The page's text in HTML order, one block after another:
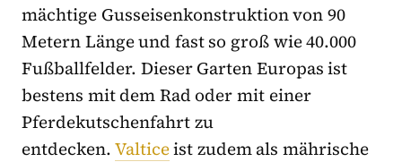
mächtige Gusseisenkonstruktion von 90
Metern Länge und fast so groß wie 40.000
Fußballfelder. Dieser Garten Europas ist
bestens mit dem Rad oder mit einer
Pferdekutschenfahrt zu
entdecken.Valticeist zudem als mährische